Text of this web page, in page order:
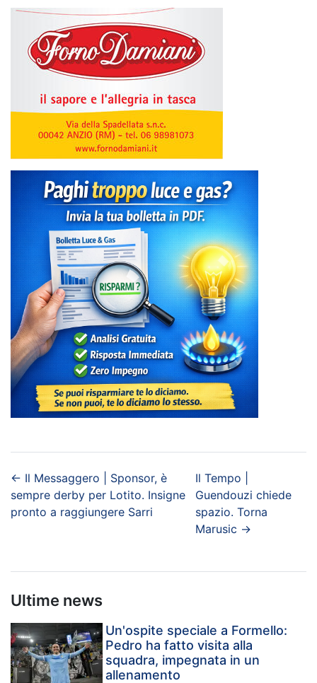
← Il Messaggero | Sponsor, è
sempre derby per Lotito. Insigne
pronto a raggiungere Sarri
Il Tempo |
Guendouzi chiede
spazio. Torna
Marusic →
Ultime news
Un'ospite speciale a Formello:
Pedro ha fatto visita alla
squadra, impegnata in un
allenamento